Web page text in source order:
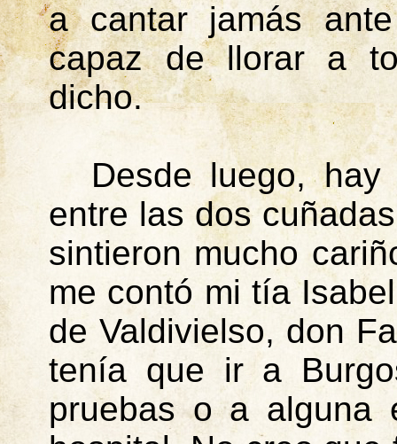
a cantar jamás
capaz de llorar a
dicho.
Desde luego,
entre las dos
sintieron mucho
me contó mi tía
de Valdivielso, don
tenía que ir a
pruebas o a alguna